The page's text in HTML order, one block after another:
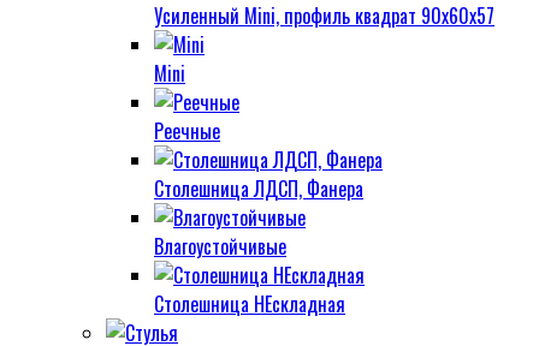
Усиленный Mini, профиль квадрат 90х60х57
Mini
Реечные
Столешница ЛДСП, Фанера
Влагоустойчивые
Столешница НЕскладная